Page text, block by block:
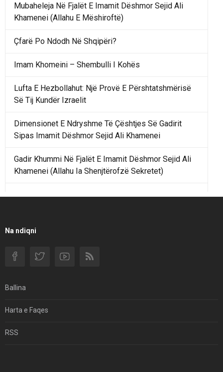
Mubaheleja Në Fjalët E Imamit Dëshmor Sejid Ali
Khamenei (Allahu E Mëshiroftë)
Çfarë Po Ndodh Në Shqipëri?
Imam Khomeini – Shembulli I Kohës
Lufta E Hezbollahut: Një Provë E Përshtatshmërisë
Së Tij Kundër Izraelit
Dimensionet E Ndryshme Të Çështjes Së Gadirit
Sipas Imamit Dëshmor Sejid Ali Khamenei
Gadir Khummi Në Fjalët E Imamit Dëshmor Sejid Ali
Khamenei (Allahu Ia Shenjtërofzë Sekretet)
Filmi I Shkurtër Iranian “Pasta Alfredo” Ka Udhëtuar
Na ndiqni
Ballina
Harta e Faqes
RSS